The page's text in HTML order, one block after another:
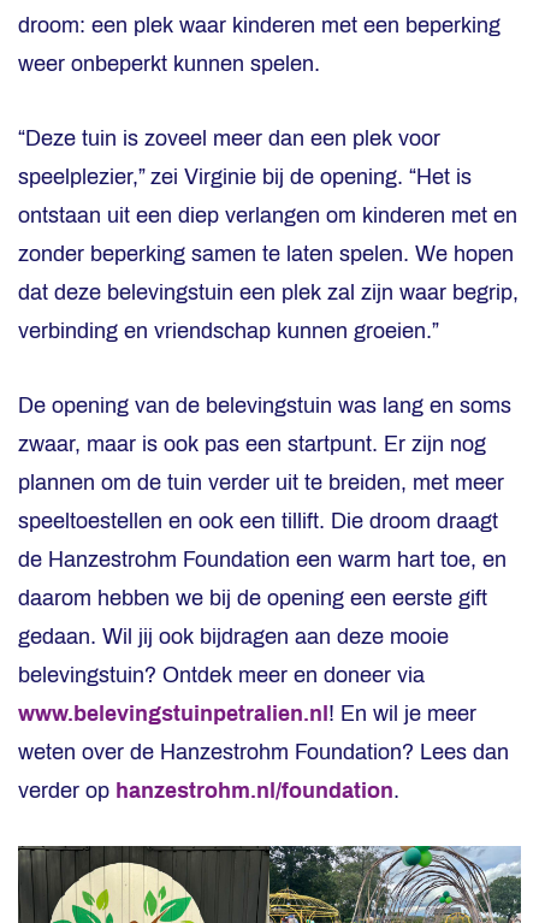
droom: een plek waar kinderen met een beperking
weer onbeperkt kunnen spelen.
“Deze tuin is zoveel meer dan een plek voor
speelplezier,” zei Virginie bij de opening. “Het is
ontstaan uit een diep verlangen om kinderen met en
zonder beperking samen te laten spelen. We hopen
dat deze belevingstuin een plek zal zijn waar begrip,
verbinding en vriendschap kunnen groeien.”
De opening van de belevingstuin was lang en soms
zwaar, maar is ook pas een startpunt. Er zijn nog
plannen om de tuin verder uit te breiden, met meer
speeltoestellen en ook een tillift. Die droom draagt
de Hanzestrohm Foundation een warm hart toe, en
daarom hebben we bij de opening een eerste gift
gedaan. Wil jij ook bijdragen aan deze mooie
belevingstuin? Ontdek meer en doneer via
www.belevingstuinpetralien.nl ! En wil je meer
weten over de Hanzestrohm Foundation? Lees dan
verder op hanzestrohm.nl/foundation.